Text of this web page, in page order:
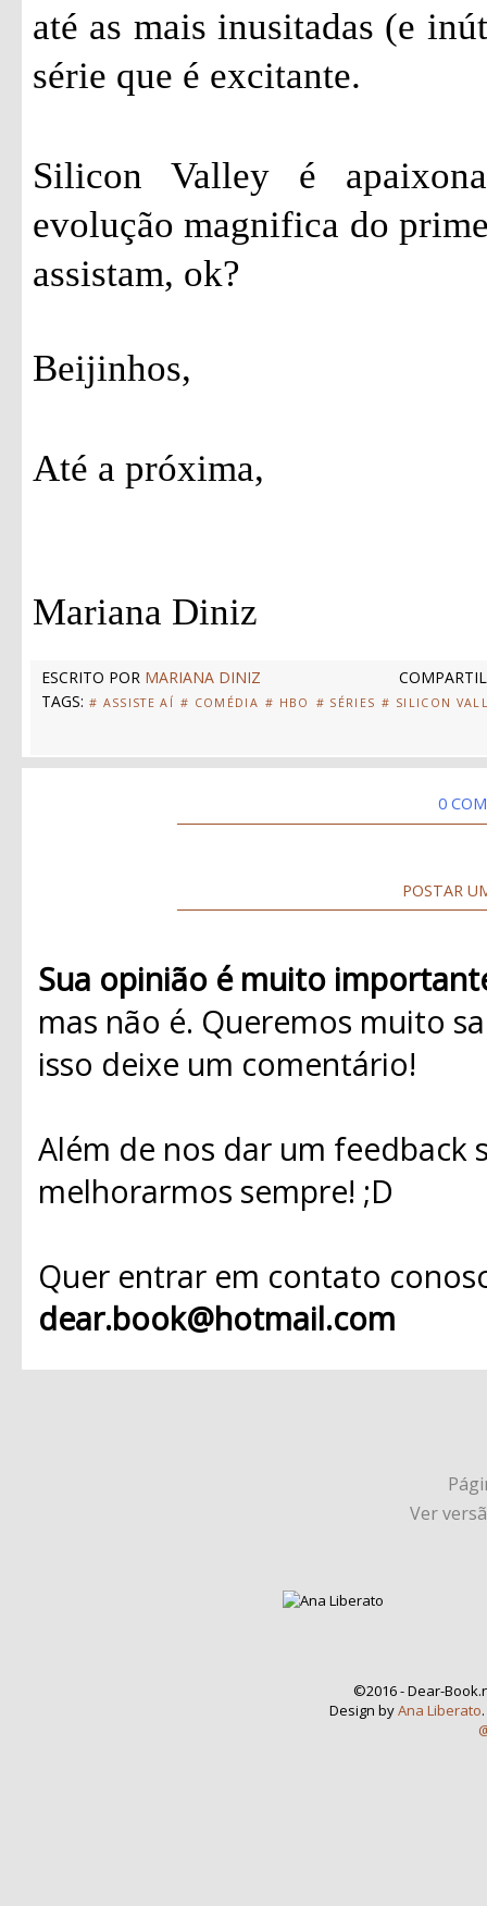
até as mais inusitadas (e
série que é excitante.
Silicon Valley é
evolução magnifica do
assistam, ok?
Beijinhos,
Até a próxima,
Mariana Diniz
ESCRITO POR MARIANA DINIZ
TAGS: # ASSISTE AÍ # COMÉDIA # HBO # SÉRIES # SILICON
0
POSTAR
Sua opinião é muito
mas não é. Queremos muito
isso deixe um comentário!
Além de nos dar um
melhorarmos sempre! ;D
Quer entrar em contato
dear.book@hotmail.com
Ver
©2016 - Dear-
Design byAna Liberato